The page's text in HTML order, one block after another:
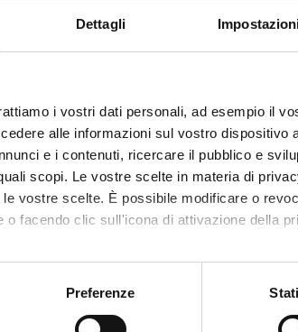
Dettagli
i vostri dati personali, ad esempio il
alle informazioni sul vostro dispositivo
e i contenuti, ricercare il pubblico e
scopi. Le vostre scelte in materia di
vostre scelte. È possibile modificare o
o facendo clic sull'icona di attivazione della
anche:
sulla tua posizione geografica, con
Preferenze